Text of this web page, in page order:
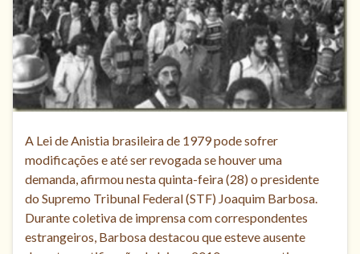
A Lei de Anistia brasileira de 1979 pode sofrer
modificações e até ser revogada se houver uma
demanda, afirmou nesta quinta-feira (28) o presidente
do Supremo Tribunal Federal (STF) Joaquim Barbosa.
Durante coletiva de imprensa com correspondentes
estrangeiros, Barbosa destacou que esteve ausente